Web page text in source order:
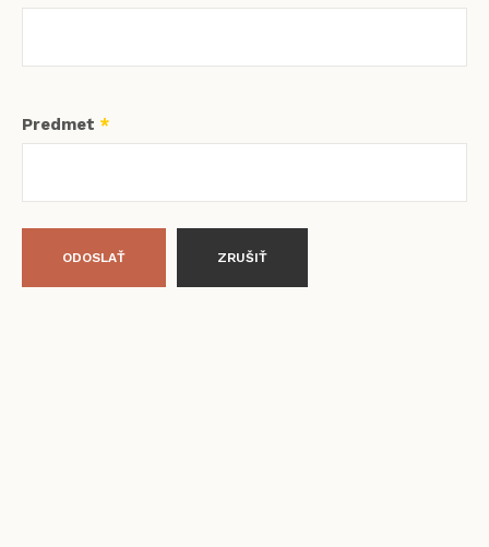
Predmet *
ODOSLAŤ ZRUŠIŤ